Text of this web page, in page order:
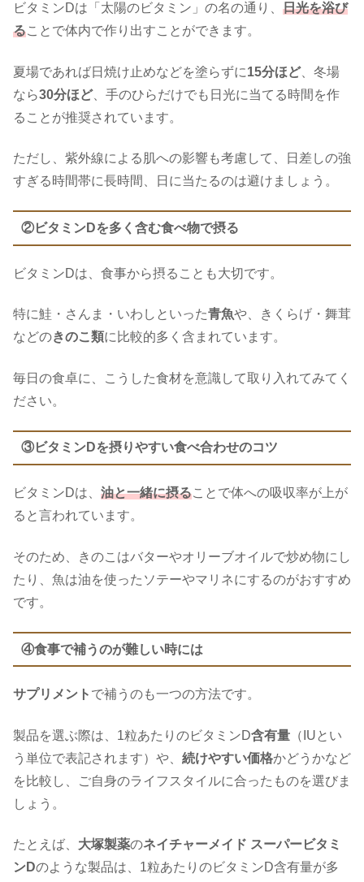
ビタミンDは「太陽のビタミン」の名の通り、 日光を浴び
ることで体内で作り出すことができます。
夏場であれば日焼け止めなどを塗らずに15分ほど、冬場
なら30分ほど、手のひらだけでも日光に当てる時間を作
ることが推奨されています。
ただし、紫外線による肌への影響も考慮して、日差しの強
すぎる時間帯に長時間、日に当たるのは避けましょう。
②ビタミンDを多く含む食べ物で摂る
ビタミンDは、食事から摂ることも大切です。
特に鮭・さんま・いわしといった青魚や、きくらげ・舞茸
などのきのこ類に比較的多く含まれています。
毎日の食卓に、こうした食材を意識して取り入れてみてく
ださい。
③ビタミンDを摂りやすい食べ合わせのコツ
ビタミンDは、 油と一緒に摂ることで体への吸収率が上が
ると言われています。
そのため、きのこはバターやオリーブオイルで炒め物にし
たり、魚は油を使ったソテーやマリネにするのがおすすめ
です。
④食事で補うのが難しい時には
サプリメント で補うのも一つの方法です。
製品を選ぶ際は、1粒あたりのビタミンD含有量 （IUとい
う単位で表記されます）や、 続けやすい価格かどうかなど
を比較し、ご自身のライフスタイルに合ったものを選びま
しょう。
たとえば、 大塚製薬のネイチャーメイド スーパービタミ
ンDのような製品は、1粒あたりのビタミンD含有量が多